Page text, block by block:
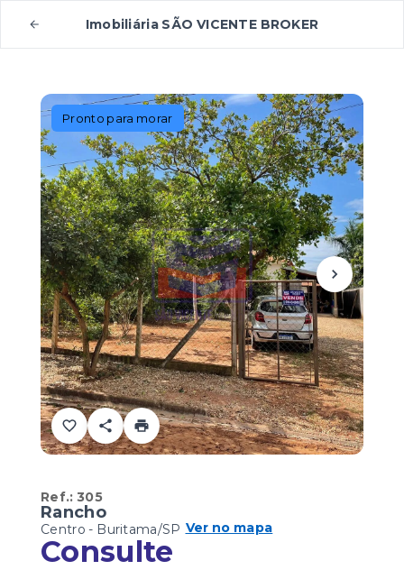
Imobiliária SÃO VICENTE BROKER
Pronto para morar
Ref.:305
Rancho
Centro - Buritama/SP Ver no mapa
Consulte